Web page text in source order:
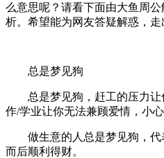
么意思呢？请看下面由大鱼周
析。希望能为网友答疑解惑，走
总是梦见狗
总是梦见狗，赶工的压力让
作/学业让你无法兼顾爱情，小心
做生意的人总是梦见狗，代
而后顺利得财。